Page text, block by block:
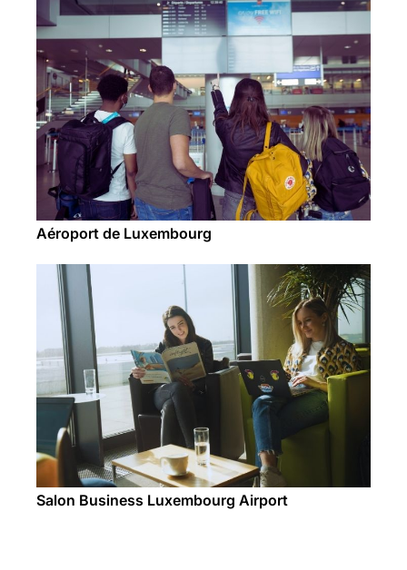
Aéroport de Luxembourg
Salon Business Luxembourg Airport